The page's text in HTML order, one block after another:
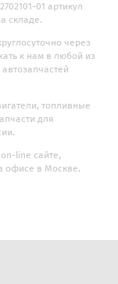
01 артикул
складе.
через
к нам в любой из
топливные
для
line сайте,
офисе в Москве.